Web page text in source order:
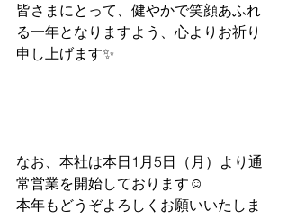
皆さまにとって、健やかで笑顔あふれ
る一年となりますよう、心よりお祈り
申し上げます✨
なお、本社は本日1月5日（月）より通
常営業を開始しております☺
本年もどうぞよろしくお願いいたしま